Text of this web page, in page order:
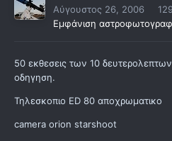
Αύγουστος 26, 2006
Εμφάνιση
50 εκθεσεις των 10
οδηγηση.
Τηλεσκοπιο ED 80 αποχρωματικο
camera orion starshoot